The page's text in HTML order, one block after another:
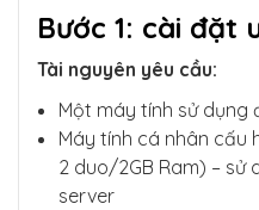
Bước 1: cài đặt
Tài nguyên yêu cầu:
Một máy tính sử dụng
Máy tính cá nhân cấu
2 duo/2GB Ram) – sử
server